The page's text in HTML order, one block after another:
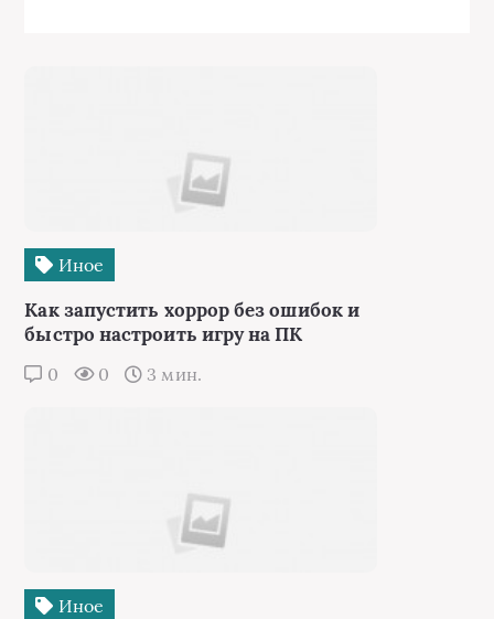
Иное
Как запустить хоррор без ошибок и
быстро настроить игру на ПК
0 0 3 мин.
Иное